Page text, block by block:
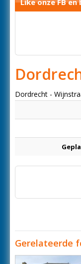
Like onze FB
Dordrecht -
Gerelateerde